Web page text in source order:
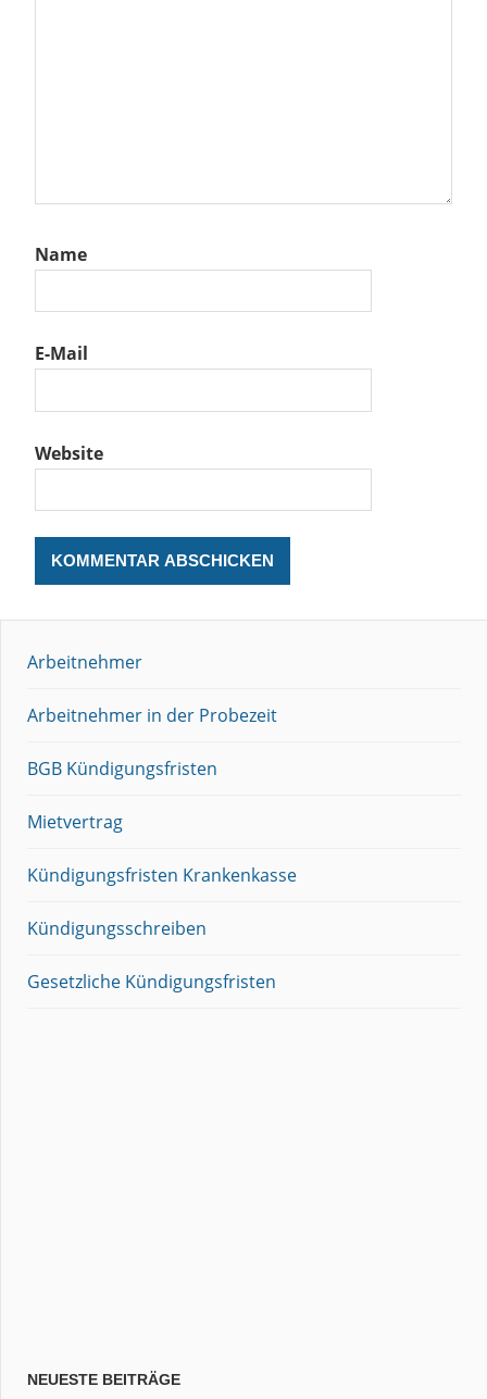
Name
E-Mail
Website
Arbeitnehmer
Arbeitnehmer in der Probezeit
BGB Kündigungsfristen
Mietvertrag
Kündigungsfristen Krankenkasse
Kündigungsschreiben
Gesetzliche Kündigungsfristen
NEUESTE BEITRÄGE